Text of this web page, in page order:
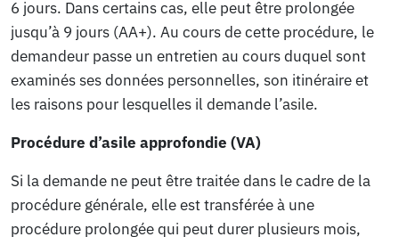
6 jours. Dans certains cas, elle peut être prolongée
jusqu’à 9 jours (AA+). Au cours de cette procédure, le
demandeur passe un entretien au cours duquel sont
examinés ses données personnelles, son itinéraire et
les raisons pour lesquelles il demande l’asile.
Procédure d’asile approfondie (VA)
Si la demande ne peut être traitée dans le cadre de la
procédure générale, elle est transférée à une
procédure prolongée qui peut durer plusieurs mois,